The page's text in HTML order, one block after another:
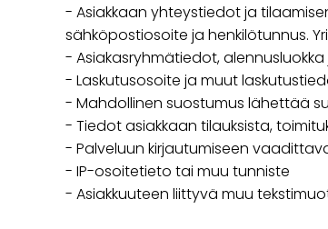
- Asiakkaan yhteystiedot ja
sähköpostiosoite ja henkilötunnus.
- Asiakasryhmätiedot,
- Laskutusosoite ja muut
- Mahdollinen suostumus lähettää
- Tiedot asiakkaan tilauksista,
- Palveluun kirjautumiseen
- IP-osoitetieto tai muu tunniste
- Asiakkuuteen liittyvä muu